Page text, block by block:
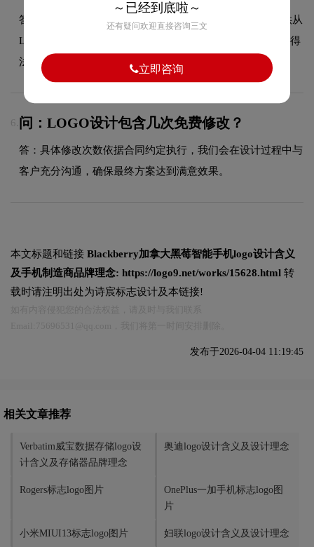
答：可以，我们拥有专业的商标代理资质，能够为客户提供从
LOGO设计到商标注册的一站式服务，确保您的品牌标识获得
法律保护。
6. 问：LOGO设计包含几次免费修改？
答：具体修改次数依据合同约定执行，我们会在设计过程中与
客户充分沟通，确保最终方案达到满意效果。
本文标题和链接 Blackberry加拿大黑莓智能手机logo设计含义
及手机制造商品牌理念: https://logo9.net/works/15628.html 转
载时请注明出处为诗宸标志设计及本链接!
发布于2026-04-04 11:19:45
相关文章推荐
Verbatim威宝数据存储logo设
计含义及存储器品牌理念
奥迪logo设计含义及设计理念
Rogers标志logo图片
OnePlus一加手机标志logo图
片
小米MIUI13标志logo图片 妇联logo设计含义及设计理念
～已经到底啦～
还有疑问欢迎直接咨询三文
立即咨询